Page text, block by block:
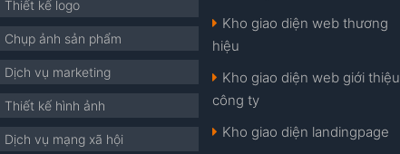
Thiết kế logo
Chụp ảnh sản phẩm
Dịch vụ marketing
Thiết kế hình ảnh
Dịch vụ mạng xã hội
Kho giao diện web thương
hiệu
Kho giao diện web giới thiệu
công ty
Kho giao diện landingpage